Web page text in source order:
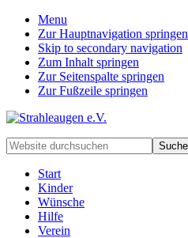
Menu
Zur Hauptnavigation springen
Skip to secondary navigation
Zum Inhalt springen
Zur Seitenspalte springen
Zur Fußzeile springen
Handarbeiten
für
besondere
Kinder
deren
Familien
Website
durchsuchen
Start
Kinder
Wünsche
Hilfe
Verein